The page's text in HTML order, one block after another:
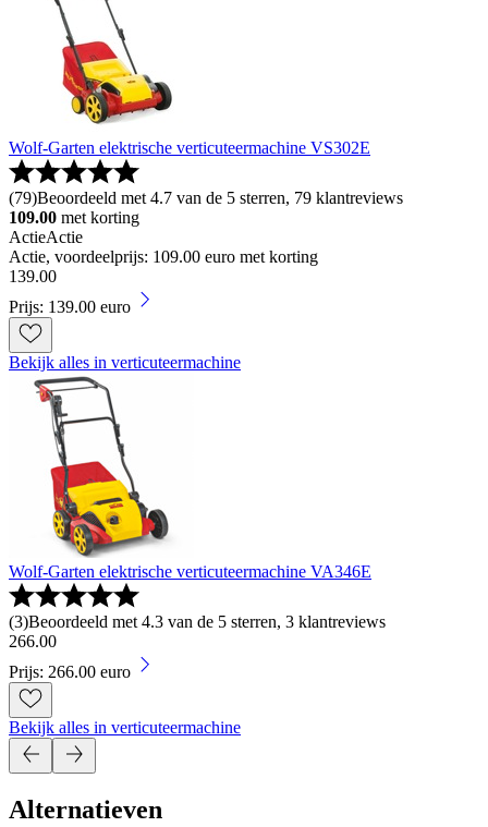
Wolf-Garten elektrische verticuteermachine VS302E
(79)Beoordeeld met 4.7 van de 5 sterren, 79 klantreviews
109.00 met korting
ActieActie
Actie, voordeelprijs: 109.00 euro met korting
139.00
Prijs: 139.00 euro
Bekijk alles in verticuteermachine
Wolf-Garten elektrische verticuteermachine VA346E
(3)Beoordeeld met 4.3 van de 5 sterren, 3 klantreviews
266.00
Prijs: 266.00 euro
Bekijk alles in verticuteermachine
Alternatieven